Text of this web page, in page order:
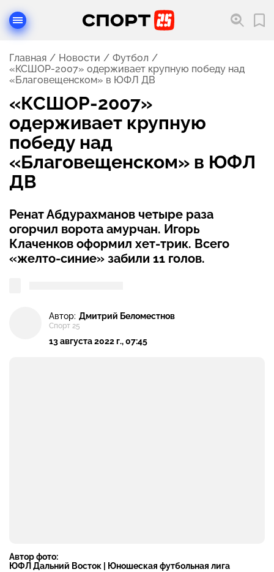
Главная Новости
Футбол
«КСШОР-2007» одерживает крупную победу над
«Благовещенском» в ЮФЛ ДВ
«КСШОР-2007»
одерживает крупную
победу над
«Благовещенском» в ЮФЛ
ДВ
Ренат Абдурахманов четыре раза
огорчил ворота амурчан. Игорь
Клаченков оформил хет-трик. Всего
«желто-синие» забили 11 голов.
Автор: Дмитрий Беломестнов
Спорт 25
13 августа 2022 г., 07:45
Автор фото:
ЮФЛ Дальний Восток | Юношеская футбольная лига